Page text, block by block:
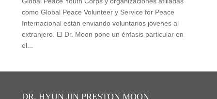
como Global Peace Volunteer y Service for Peace
Internacional están enviando voluntarios jóvenes al
extranjero. El Dr. Moon pone un énfasis particular en
el...
DR. HYUN JIN PRESTON MOON